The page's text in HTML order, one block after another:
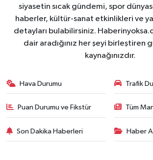
siyasetin sıcak gündemi, spor
haberler, kültür-sanat etkinlikleri ve
detayları bulabilirsiniz.
dair aradığınız her şeyi birleştiren
kaynağınızdır.
Hava Durumu Trafik
Puan Durumu ve Fikstür Tüm
Son Dakika Haberleri Haber